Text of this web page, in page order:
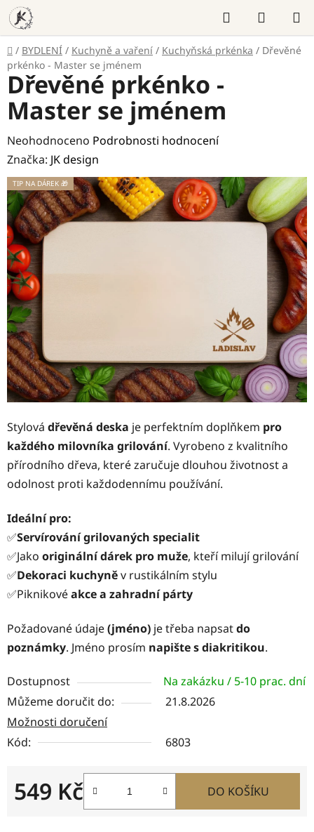
Přejít
na
obsah
Hledat
KOŠÍK
Domů
/ BYDLENÍ / Kuchyně a vaření / Kuchyňská prkénka / Dřevěné
prkénko - Master se jménem
Stylová dřevěná deska je perfektním doplňkem pro
každého milovníka grilování. Vyrobeno z kvalitního
přírodního dřeva, které zaručuje dlouhou životnost a
odolnost proti každodennímu používání.
Ideální pro:
✅Servírování grilovaných specialit
✅Jako originální dárek pro muže, kteří milují grilování
✅Dekoraci kuchyněv rustikálním stylu
✅Piknikovéakce a zahradní párty
Požadované údaje(jméno) je třeba napsatdo
poznámky. Jméno prosím napište s diakritikou.
Dostupnost
Na zakázku / 5-10 prac. dní
Můžeme doručit do:
21.8.2026
Možnosti doručení
Kód:
6803
549 Kč DO KOŠÍKU
Dřevěné prkénko -
Master se jménem
Průměrné
hodnocení
produktu
je
0,0
z
5
hvězdiček.
Neohodnoceno Podrobnosti hodnocení
Značka: JK design
TIP NA DÁREK 🎁